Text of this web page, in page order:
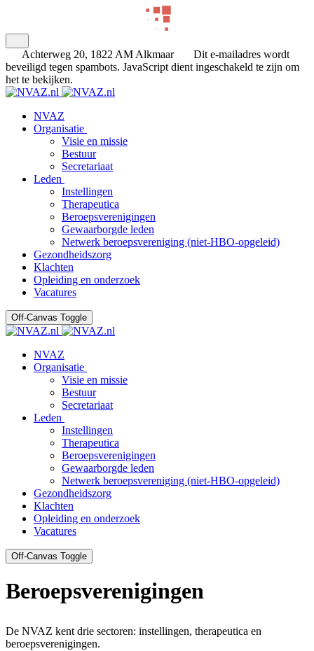
Achterweg 20, 1822 AM Alkmaar
Dit e-mailadres wordt
beveiligd tegen spambots. JavaScript dient ingeschakeld te zijn om
het te bekijken.
NVAZ
Organisatie
Visie en missie
Bestuur
Secretariaat
Leden
Instellingen
Therapeutica
Beroepsverenigingen
Gewaarborgde leden
Netwerk beroepsvereniging (niet-HBO-opgeleid)
Gezondheidszorg
Klachten
Opleiding en onderzoek
Vacatures
Off-Canvas Toggle
NVAZ
Organisatie
Visie en missie
Bestuur
Secretariaat
Leden
Instellingen
Therapeutica
Beroepsverenigingen
Gewaarborgde leden
Netwerk beroepsvereniging (niet-HBO-opgeleid)
Gezondheidszorg
Klachten
Opleiding en onderzoek
Vacatures
Off-Canvas Toggle
Beroepsverenigingen
De NVAZ kent drie sectoren: instellingen, therapeutica en
beroepsverenigingen.